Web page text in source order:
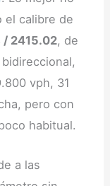
el calibre de
/ 2415.02, de
vph, 31
pero con
habitual.
a las